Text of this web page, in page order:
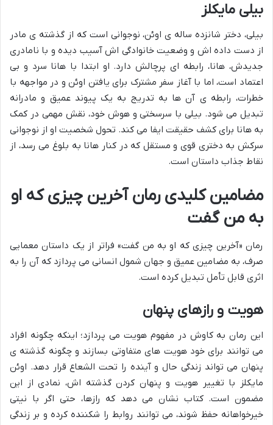
بیلی مایکلز
بیلی، دختر شانزده ساله ی اوئن، نوجوانی است که از گذشته ی مادر
از دست داده اش و وضعیت خانوادگی اش آسیب دیده و با نامادری
جدیدش، هانا، رابطه ای پرچالش دارد. او ابتدا با هانا سرد و بی
اعتماد است، اما با آغاز سفر مشترک برای یافتن اوئن و در مواجهه با
خطرات، رابطه ی آن ها به تدریج به یک پیوند عمیق و مادرانه
تبدیل می شود. بیلی با سرسختی و هوش خود، نقش مهمی در کمک
به هانا برای کشف حقیقت ایفا می کند. تحول شخصیت او از نوجوانی
سرکش به دختری قوی و مستقل که در کنار هانا به بلوغ می رسد، از
نقاط جذاب داستان است.
مضامین کلیدی رمان آخرین چیزی که او
به من گفت
رمان «آخرین چیزی که او به من گفت» فراتر از یک داستان معمایی
صرف، به مضامین عمیق و جهان شمول انسانی می پردازد که آن را به
اثری قابل تأمل تبدیل کرده است.
هویت و رازهای پنهان
این رمان به کاوش در مفهوم هویت می پردازد؛ اینکه چگونه افراد
می توانند برای خود هویت های متفاوتی بسازند و چگونه گذشته ی
پنهان می تواند زندگی حال و آینده را تحت الشعاع قرار دهد. اوئن
مایکلز با تغییر هویت و پنهان کردن گذشته اش، نمادی از این
مضمون است. کتاب نشان می دهد که رازها، حتی اگر با نیتی
خیرخواهانه حفظ شوند، می توانند روابط را شکننده کرده و بر زندگی